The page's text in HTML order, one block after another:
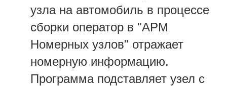
узла на автомобиль в процессе
сборки оператор в "АРМ
Номерных узлов" отражает
номерную информацию.
Программа подставляет узел с